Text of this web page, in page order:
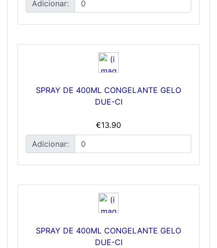
Adicionar:
SPRAY DE 400ML CONGELANTE GELO
DUE-CI
€13.90
Adicionar:
SPRAY DE 400ML CONGELANTE GELO
DUE-CI